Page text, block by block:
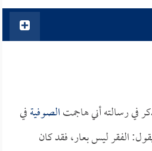
في رسالته أني هاجمتالصوفيةفي
الفقر ليس بعار، فقد كان